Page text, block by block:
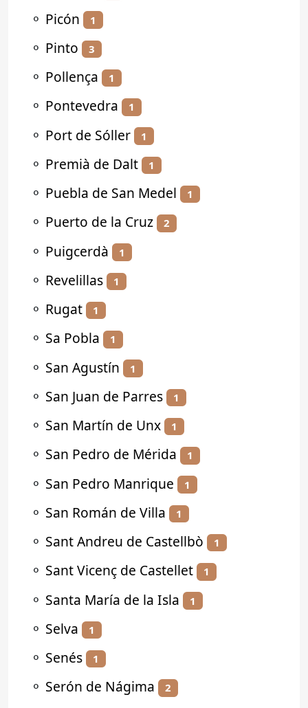
⚬ Picón 1
⚬ Pinto 3
⚬ Pollença 1
⚬ Pontevedra 1
⚬ Port de Sóller 1
⚬ Premià de Dalt 1
⚬ Puebla de San Medel 1
⚬ Puerto de la Cruz 2
⚬ Puigcerdà 1
⚬ Revelillas 1
⚬ Rugat 1
⚬ Sa Pobla 1
⚬ San Agustín 1
⚬ San Juan de Parres 1
⚬ San Martín de Unx 1
⚬ San Pedro de Mérida 1
⚬ San Pedro Manrique 1
⚬ San Román de Villa 1
⚬ Sant Andreu de Castellbò 1
⚬ Sant Vicenç de Castellet 1
⚬ Santa María de la Isla 1
⚬ Selva 1
⚬ Senés 1
⚬ Serón de Nágima 2